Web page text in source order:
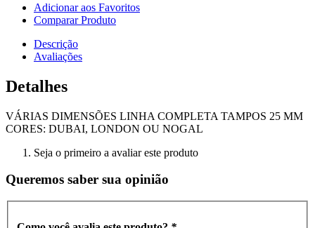
Adicionar aos Favoritos
Comparar Produto
Descrição
Avaliações
Detalhes
VÁRIAS DIMENSÕES LINHA COMPLETA TAMPOS 25 MM
CORES: DUBAI, LONDON OU NOGAL
Seja o primeiro a avaliar este produto
Queremos saber sua opinião